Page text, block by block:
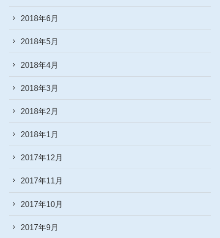
2018年6月
2018年5月
2018年4月
2018年3月
2018年2月
2018年1月
2017年12月
2017年11月
2017年10月
2017年9月